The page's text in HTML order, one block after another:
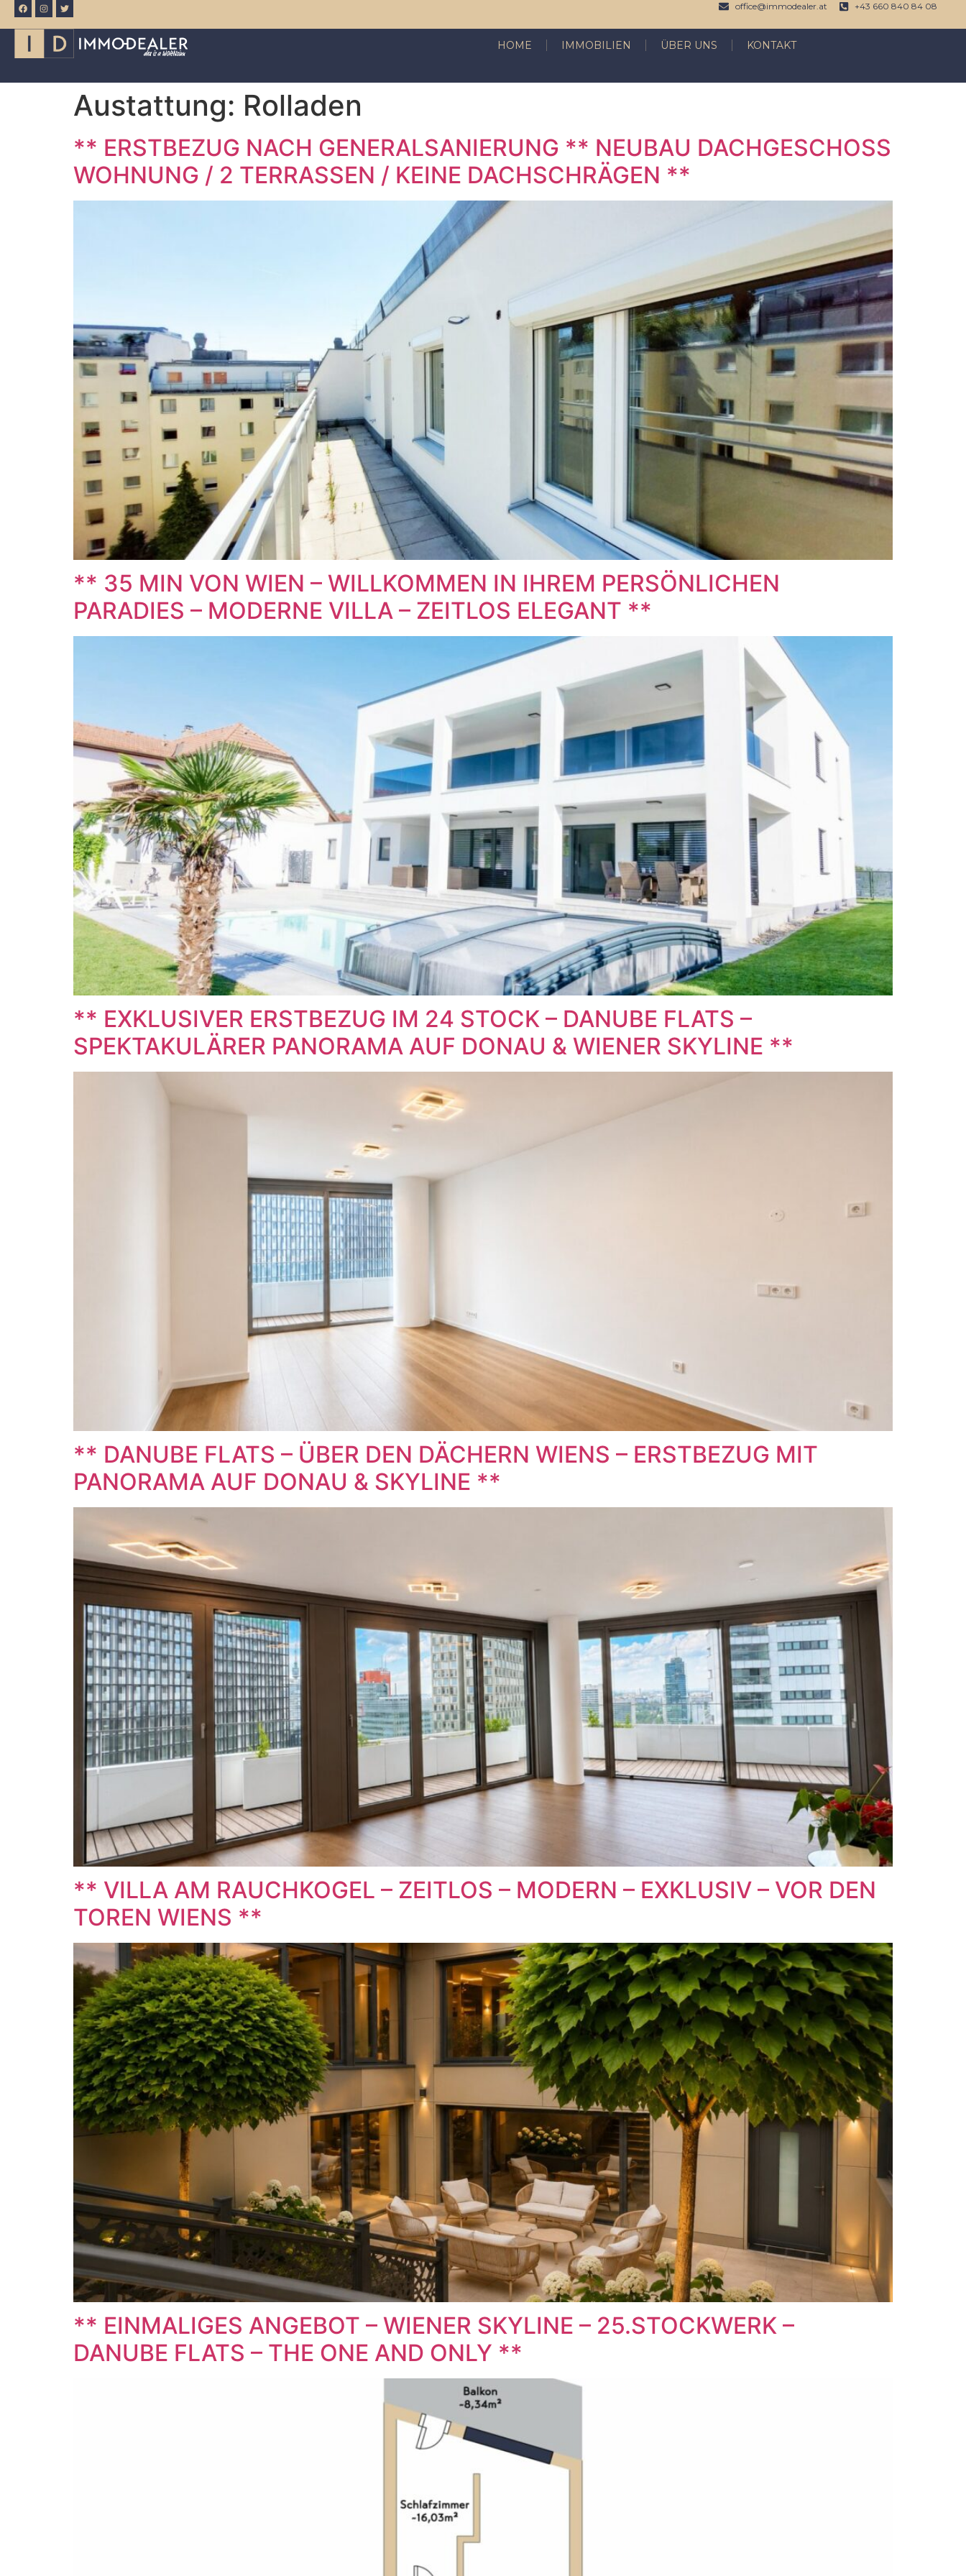
office@immodealer.at +43 660 840 84 08
HOME IMMOBILIEN ÜBER UNS KONTAKT
Austattung: Rolladen
** ERSTBEZUG NACH GENERALSANIERUNG ** NEUBAU DACHGESCHOSS
WOHNUNG / 2 TERRASSEN / KEINE DACHSCHRÄGEN **
** 35 MIN VON WIEN – WILLKOMMEN IN IHREM PERSÖNLICHEN
PARADIES – MODERNE VILLA – ZEITLOS ELEGANT **
** EXKLUSIVER ERSTBEZUG IM 24 STOCK – DANUBE FLATS –
SPEKTAKULÄRER PANORAMA AUF DONAU & WIENER SKYLINE **
** DANUBE FLATS – ÜBER DEN DÄCHERN WIENS – ERSTBEZUG MIT
PANORAMA AUF DONAU & SKYLINE **
** VILLA AM RAUCHKOGEL – ZEITLOS – MODERN – EXKLUSIV – VOR DEN
TOREN WIENS **
** EINMALIGES ANGEBOT – WIENER SKYLINE – 25.STOCKWERK –
DANUBE FLATS – THE ONE AND ONLY **